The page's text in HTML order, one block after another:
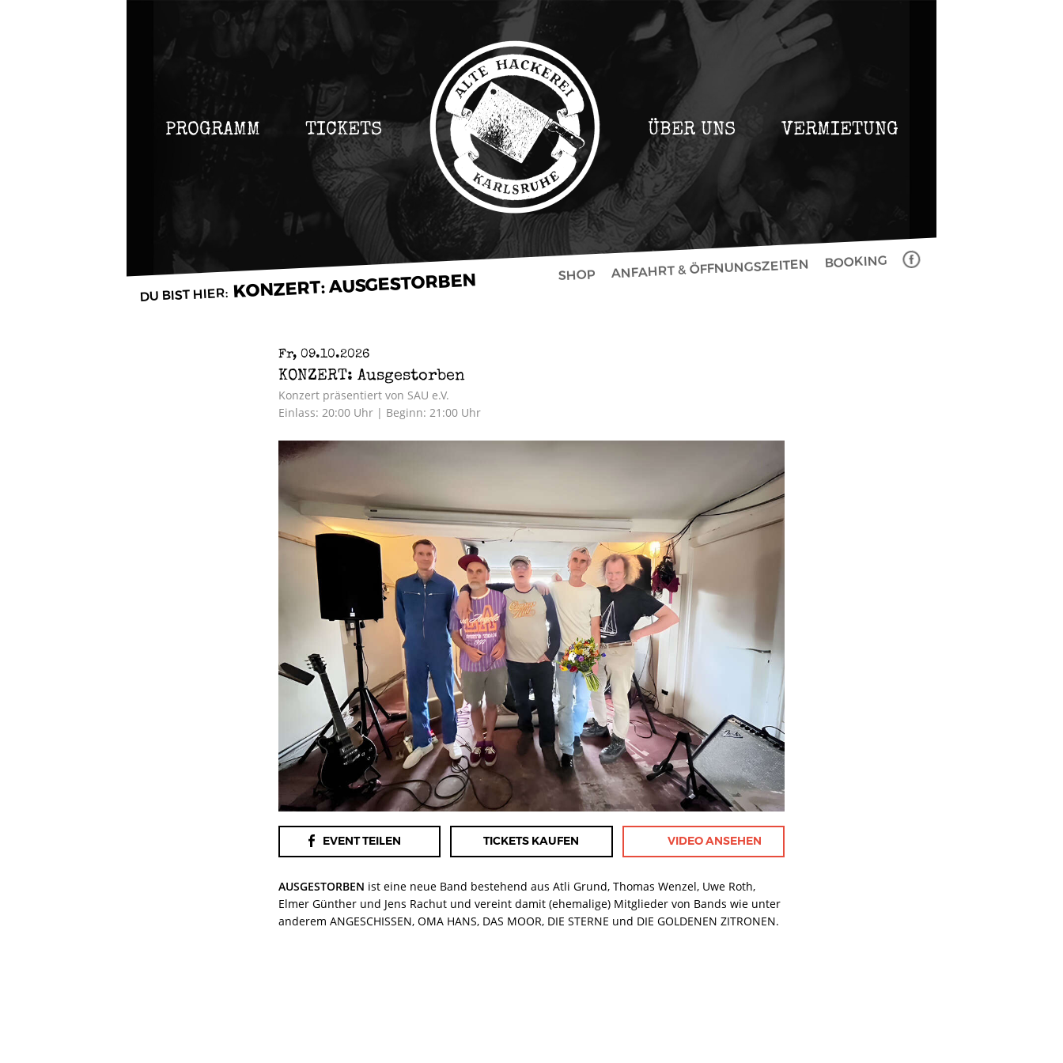
PROGRAMM TICKETS ÜBER UNS VERMIETUNG
KONZERT: AUSGESTORBEN SHOP ANFAHRT & ÖFFNUNGSZEITEN BOOKING
Fr, 09.10.2026
KONZERT: Ausgestorben
Konzert präsentiert von SAU e.V.
Einlass: 20:00 Uhr | Beginn: 21:00 Uhr
EVENT TEILEN TICKETS KAUFEN VIDEO ANSEHEN
AUSGESTORBEN ist eine neue Band bestehend aus Atli Grund, Thomas Wenzel, Uwe Roth,
Elmer Günther und Jens Rachut und vereint damit (ehemalige) Mitglieder von Bands wie unter
anderem ANGESCHISSEN, OMA HANS, DAS MOOR, DIE STERNE und DIE GOLDENEN ZITRONEN.
Zurück zur Veranstaltung